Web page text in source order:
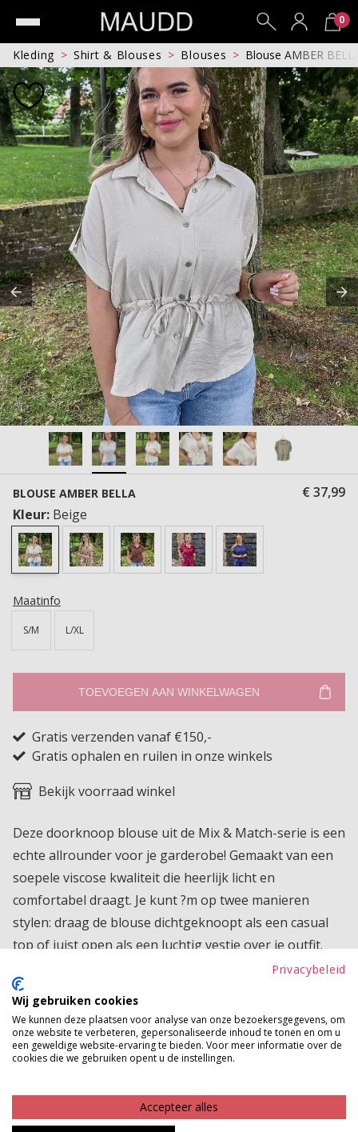
0
Kleding Shirt & Blouses Blouses Blouse AMBER
BLOUSE AMBER BELLA
€ 37,99
Kleur: Beige
Maatinfo
S/M L/XL
TOEVOEGEN AAN WINKELWAGEN
Gratis verzenden vanaf €150,-
Gratis ophalen en ruilen in onze winkels
Bekijk voorraad winkel
Deze doorknoop blouse uit de Mix & Match-serie is een
echte allrounder voor je garderobe! Gemaakt van een
soepele viscose kwaliteit die heerlijk licht en
comfortabel draagt. Je kunt ?m op twee manieren
stylen: draag de blouse dichtgeknoopt als een casual
top of juist open als een luchtig vestje over je outfit.
Perfect te combineren met de rest van de Mix & Match
serie voor een relaxte en moeiteloos leuke look die je
elke dag kunt dragen.
Product kenmerken
MAAK JE LOOK COMPLEET
Privacybeleid
Wij gebruiken cookies
We kunnen deze plaatsen voor analyse van onze bezoekersgegevens, om
onze website te verbeteren, gepersonaliseerde inhoud te tonen en om u
een geweldige website-ervaring te bieden. Voor meer informatie over de
cookies die we gebruiken opent u de instellingen.
Accepteer alles